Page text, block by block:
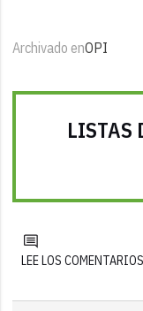
Archivado enOPI
LISTAS
LEE LOS